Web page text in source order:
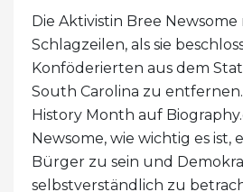
Die Aktivistin Bree Newsome
Schlagzeilen, als sie
Konföderierten aus dem
South Carolina zu
History Month auf
Newsome, wie wichtig es ist,
Bürger zu sein und
selbstverständlich zu